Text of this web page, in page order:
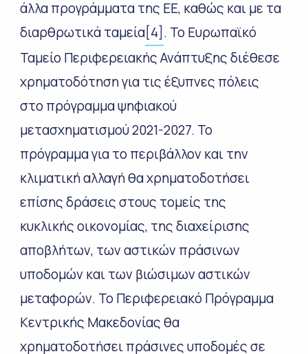
άλλα προγράμματα της ΕΕ, καθώς και με τα
διαρθρωτικά ταμεία[4] . Το Ευρωπαϊκό
Ταμείο Περιφερειακής Ανάπτυξης διέθεσε
χρηματοδότηση για τις έξυπνες πόλεις
στο πρόγραμμα ψηφιακού
μετασχηματισμού 2021-2027. Το
πρόγραμμα για το περιβάλλον και την
κλιματική αλλαγή θα χρηματοδοτήσει
επίσης δράσεις στους τομείς της
κυκλικής οικονομίας, της διαχείρισης
αποβλήτων, των αστικών πράσινων
υποδομών και των βιώσιμων αστικών
μεταφορών. Το Περιφερειακό Πρόγραμμα
Κεντρικής Μακεδονίας θα
χρηματοδοτήσει πράσινες υποδομές σε